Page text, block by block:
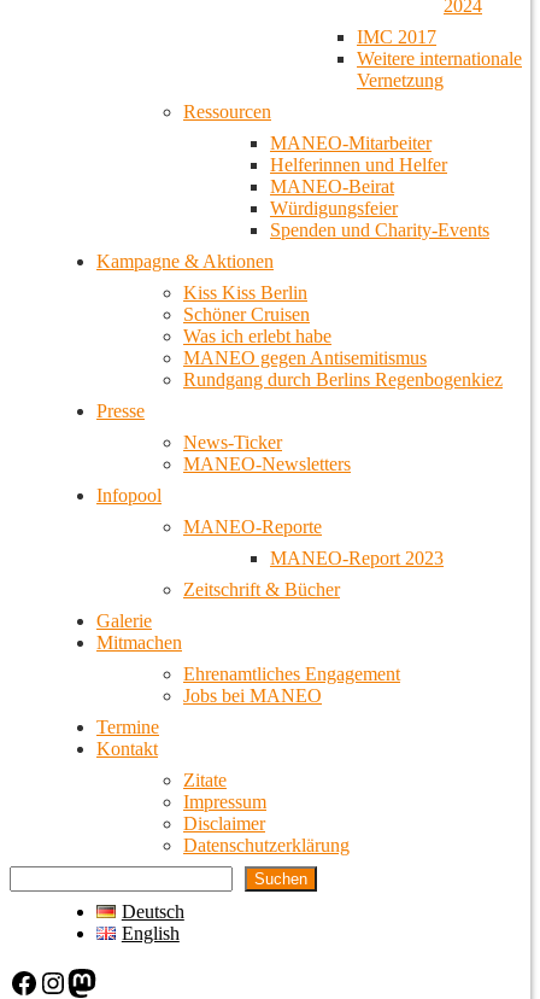
2024
IMC 2017
Weitere internationale
Vernetzung
Ressourcen
MANEO-Mitarbeiter
Helferinnen und Helfer
MANEO-Beirat
Würdigungsfeier
Spenden und Charity-Events
Kampagne & Aktionen
Kiss Kiss Berlin
Schöner Cruisen
Was ich erlebt habe
MANEO gegen Antisemitismus
Rundgang durch Berlins Regenbogenkiez
Presse
News-Ticker
MANEO-Newsletters
Infopool
MANEO-Reporte
MANEO-Report 2023
Zeitschrift & Bücher
Galerie
Mitmachen
Ehrenamtliches Engagement
Jobs bei MANEO
Termine
Kontakt
Zitate
Impressum
Disclaimer
Datenschutzerklärung
Suchen
Deutsch
English
Facebook Instagram Mastodon